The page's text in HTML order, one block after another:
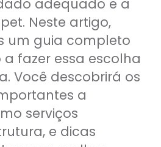
adequado e a
Neste artigo,
um guia completo
fazer essa escolha
Você descobrirá os
a
serviços
e dicas